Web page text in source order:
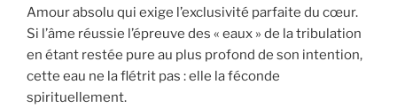
Amour absolu qui exige l’exclusivité parfaite du cœur.
Si l’âme réussie l’épreuve des « eaux » de la tribulation
en étant restée pure au plus profond de son intention,
cette eau ne la flétrit pas : elle la féconde
spirituellement.